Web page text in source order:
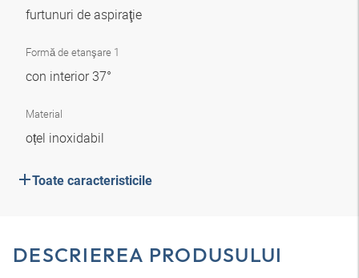
furtunuri de aspiraţie
Formă de etanşare 1
con interior 37°
Material
oțel inoxidabil
Toate caracteristicile
DESCRIEREA PRODUSULUI